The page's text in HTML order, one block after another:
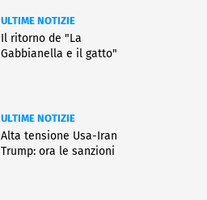
ULTIME NOTIZIE
Il ritorno de "La
Gabbianella e il gatto"
ULTIME NOTIZIE
Alta tensione Usa-Iran
Trump: ora le sanzioni